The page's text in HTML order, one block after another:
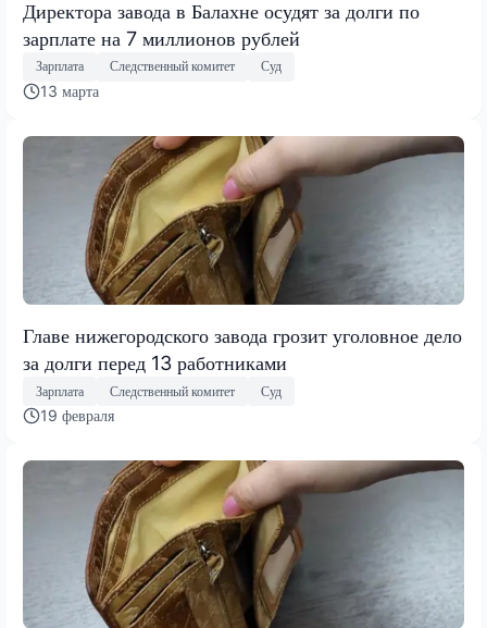
Директора завода в Балахне осудят за долги по
зарплате на 7 миллионов рублей
Зарплата Следственный комитет Суд
13 марта
Главе нижегородского завода грозит уголовное дело
за долги перед 13 работниками
Зарплата Следственный комитет Суд
19 февраля